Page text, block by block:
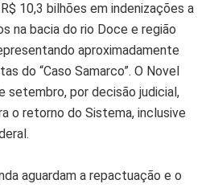
10,3 bilhões em indenizações a
na bacia do rio Doce e região
aproximadamente
do “Caso Samarco”. O Novel
por decisão judicial,
o retorno do Sistema, inclusive
aguardam a repactuação e o